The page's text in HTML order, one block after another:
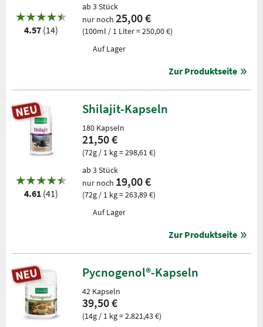
4.57 (14)
ab 3 Stück
nur noch 25,00 €
(100ml / 1 Liter = 250,00 €)
Auf Lager
Zur Produktseite
4.61 (41)
Shilajit-Kapseln
180 Kapseln
21,50 €
(72g / 1 kg = 298,61 €)
ab 3 Stück
nur noch 19,00 €
(72g / 1 kg = 263,89 €)
Auf Lager
Zur Produktseite
Pycnogenol®-Kapseln
42 Kapseln
39,50 €
(14g / 1 kg = 2.821,43 €)